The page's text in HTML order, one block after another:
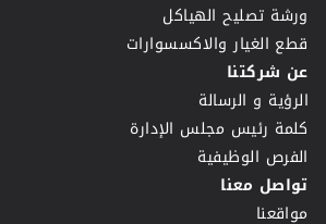
ورشة تصليح الهياكل
قطع الغيار والاكسسوارات
عن شركتنا
الرؤية و الرسالة
كلمة رئيس مجلس الإدارة
الفرص الوظيفية
تواصل معنا
مواقعنا